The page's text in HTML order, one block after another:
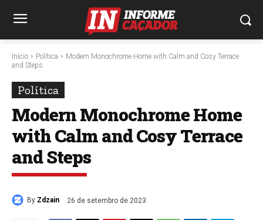
Início Política
Modern Monochrome Home with Calm and Cosy Terrace
and Steps
Política
Modern Monochrome Home
with Calm and Cosy Terrace
and Steps
By Zdzain 26 de setembro de 2023